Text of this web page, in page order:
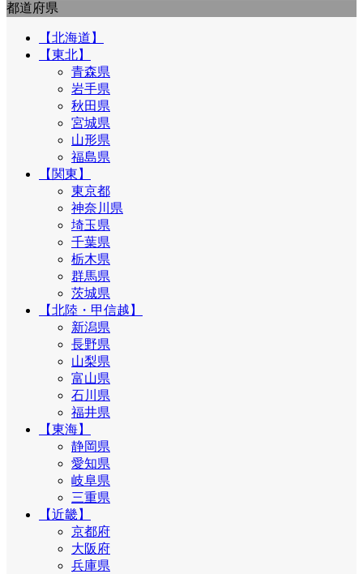
都道府県
【北海道】
【東北】
青森県
岩手県
秋田県
宮城県
山形県
福島県
【関東】
東京都
神奈川県
埼玉県
千葉県
栃木県
群馬県
茨城県
【北陸・甲信越】
新潟県
長野県
山梨県
富山県
石川県
福井県
【東海】
静岡県
愛知県
岐阜県
三重県
【近畿】
京都府
大阪府
兵庫県